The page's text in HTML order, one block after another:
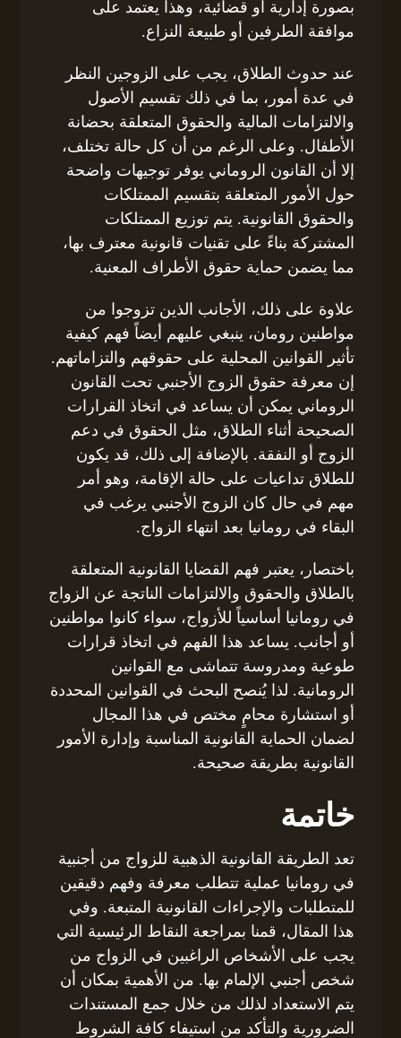
بصورة إدارية أو قضائية، وهذا يعتمد على
موافقة الطرفين أو طبيعة النزاع.
عند حدوث الطلاق، يجب على الزوجين النظر
في عدة أمور، بما في ذلك تقسيم الأصول
والالتزامات المالية والحقوق المتعلقة بحضانة
الأطفال. وعلى الرغم من أن كل حالة تختلف،
إلا أن القانون الروماني يوفر توجيهات واضحة
حول الأمور المتعلقة بتقسيم الممتلكات
والحقوق القانونية. يتم توزيع الممتلكات
المشتركة بناءً على تقنيات قانونية معترف بها،
مما يضمن حماية حقوق الأطراف المعنية.
علاوة على ذلك، الأجانب الذين تزوجوا من
مواطنين رومان، ينبغي عليهم أيضاً فهم كيفية
تأثير القوانين المحلية على حقوقهم والتزاماتهم.
إن معرفة حقوق الزوج الأجنبي تحت القانون
الروماني يمكن أن يساعد في اتخاذ القرارات
الصحيحة أثناء الطلاق، مثل الحقوق في دعم
الزوج أو النفقة. بالإضافة إلى ذلك، قد يكون
للطلاق تداعيات على حالة الإقامة، وهو أمر
مهم في حال كان الزوج الأجنبي يرغب في
البقاء في رومانيا بعد انتهاء الزواج.
باختصار، يعتبر فهم القضايا القانونية المتعلقة
بالطلاق والحقوق والالتزامات الناتجة عن الزواج
في رومانيا أساسياً للأزواج، سواء كانوا مواطنين
أو أجانب. يساعد هذا الفهم في اتخاذ قرارات
طوعية ومدروسة تتماشى مع القوانين
الرومانية. لذا يُنصح البحث في القوانين المحددة
أو استشارة محامٍ مختص في هذا المجال
لضمان الحماية القانونية المناسبة وإدارة الأمور
القانونية بطريقة صحيحة.
خاتمة
تعد الطريقة القانونية الذهبية للزواج من أجنبية
في رومانيا عملية تتطلب معرفة وفهم دقيقين
للمتطلبات والإجراءات القانونية المتبعة. وفي
هذا المقال، قمنا بمراجعة النقاط الرئيسية التي
يجب على الأشخاص الراغبين في الزواج من
شخص أجنبي الإلمام بها. من الأهمية بمكان أن
يتم الاستعداد لذلك من خلال جمع المستندات
الضرورية والتأكد من استيفاء كافة الشروط